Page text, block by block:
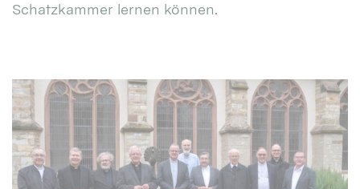
Schatzkammer lernen können.